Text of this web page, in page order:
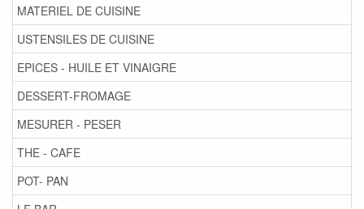
MATERIEL DE CUISINE
USTENSILES DE CUISINE
EPICES - HUILE ET VINAIGRE
DESSERT-FROMAGE
MESURER - PESER
THE - CAFE
POT- PAN